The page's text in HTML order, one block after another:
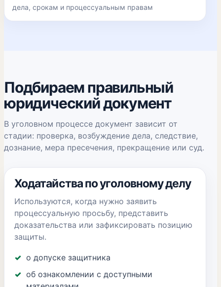
дела, срокам и процессуальным правам
Подбираем правильный
юридический документ
В уголовном процессе документ зависит от
стадии: проверка, возбуждение дела, следствие,
дознание, мера пресечения, прекращение или суд.
Ходатайства по уголовному делу
Используются, когда нужно заявить
процессуальную просьбу, представить
доказательства или зафиксировать позицию
защиты.
о допуске защитника
об ознакомлении с доступными